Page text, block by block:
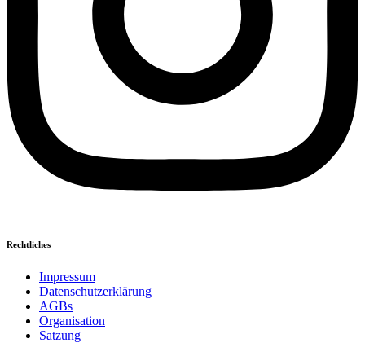
Rechtliches
Impressum
Datenschutzerklärung
AGBs
Organisation
Satzung